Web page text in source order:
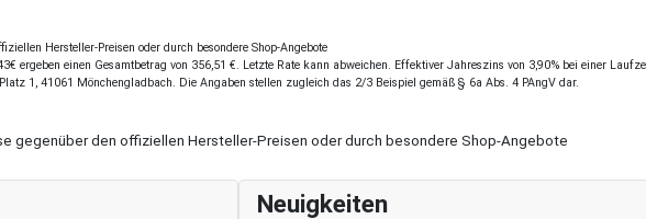
Hersteller-Preisen oder durch besondere Shop-Angebote
ergeben einen Gesamtbetrag von 356,51 €. Letzte Rate kann abweichen. Effektiver Jahreszins von 3,90% bei einer
1, 41061 Mönchengladbach. Die Angaben stellen zugleich das 2/3 Beispiel gemäß § 6a Abs. 4 PAngV dar.
gegenüber den offiziellen Hersteller-Preisen oder durch besondere Shop-Angebote
Neuigkeiten